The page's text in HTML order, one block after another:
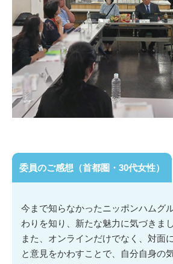
委員のご感想（首都圏・30代女性）
今まで知らなかったニッポンハムグ
わりを知り、新たな魅力に気づきまし
また、オンラインだけでなく、対面
と意見をかわすことで、自分自身の